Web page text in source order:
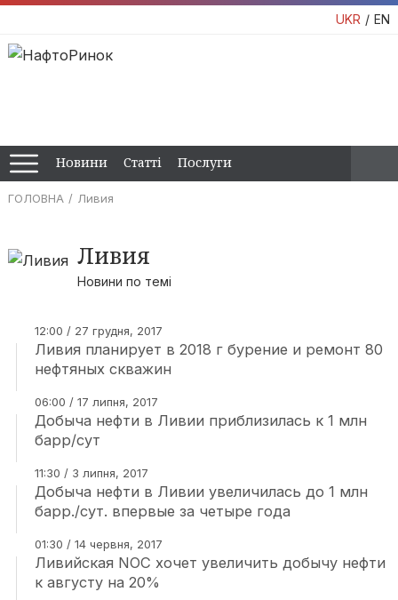
UKR EN
Новини Статті Послуги
ГОЛОВНА Ливия
Ливия
Новини по темі
12:00 / 27 грудня, 2017
Ливия планирует в 2018 г бурение и ремонт 80
нефтяных скважин
06:00 / 17 липня, 2017
Добыча нефти в Ливии приблизилась к 1 млн
барр/сут
11:30 / 3 липня, 2017
Добыча нефти в Ливии увеличилась до 1 млн
барр./сут. впервые за четыре года
01:30 / 14 червня, 2017
Ливийская NOC хочет увеличить добычу нефти
к августу на 20%